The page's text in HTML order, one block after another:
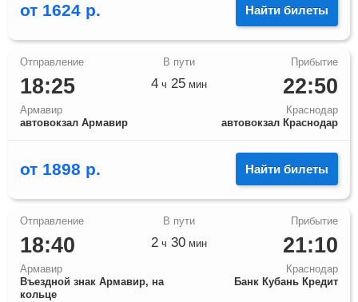
от 1624 р. Найти билеты
18:25
Армавир
автовокзал Армавир
22:50
Краснодар
автовокзал Краснодар
4 ч 25 мин
от 1898 р. Найти билеты
18:40
Армавир
Въездной знак Армавир, на
кольце
21:10
Краснодар
Банк Кубань Кредит
2 ч 30 мин